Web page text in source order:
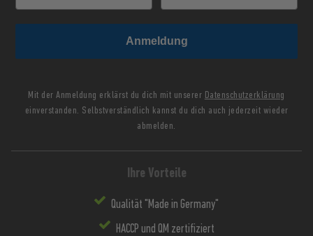
Anmeldung
Mit der Anmeldung erklärst du dich mit unserer Datenschutzerklärung
einverstanden. Selbstverständlich kannst du dich auch jederzeit wieder
abmelden.
Ihre Vorteile
Qualität "Made in Germany"
HACCP und QM zertifiziert